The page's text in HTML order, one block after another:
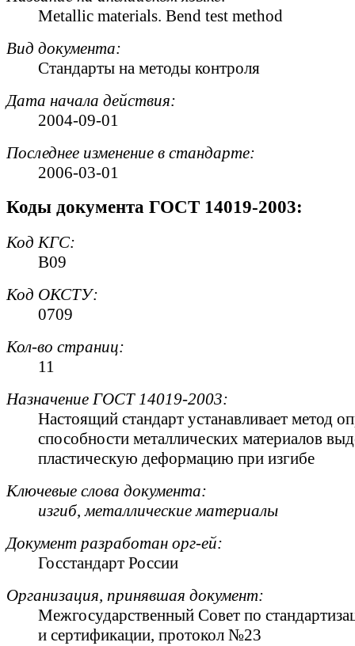
Metallic materials. Bend test method
Вид документа:
Стандарты на методы контроля
Дата начала действия:
2004-09-01
Последнее изменение в стандарте:
2006-03-01
Коды документа ГОСТ 14019-2003:
КодКГС:
В09
Код ОКСТУ:
0709
Кол-во страниц:
11
Назначение ГОСТ 14019-2003:
Настоящий стандарт устанавливает метод
способности металлических материалов
пластическую деформацию при изгибе
Ключевые слова документа:
изгиб,металлические материалы
Документ разработан орг-ей:
Госстандарт России
Организация, принявшая документ:
Межгосударственный Совет по
и сертификации, протокол №23